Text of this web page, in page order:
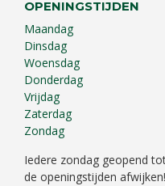
OPENINGSTIJDEN
Maandag
Dinsdag
Woensdag
Donderdag
Vrijdag
Zaterdag
Zondag
Iedere zondag geopend
de openingstijden afwijken!